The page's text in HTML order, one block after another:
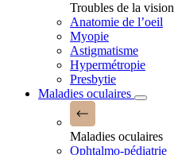
Troubles de la vision
Anatomie de l’oeil
Myopie
Astigmatisme
Hypermétropie
Presbytie
Maladies oculaires
Maladies oculaires
Ophtalmo-pédiatrie